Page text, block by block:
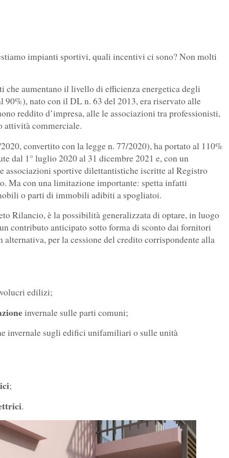
impianti sportivi, quali incentivi ci sono? Non molti
che aumentano il livello di efficienza energetica degli
nato con il DL n. 63 del 2013, era riservato alle
reddito d’impresa, alle le associazioni tra professionisti,
attività commerciale.
convertito con la legge n. 77/2020), ha portato al 110%
dal 1° luglio 2020 al 31 dicembre 2021 e, con un
associazioni sportive dilettantistiche iscritte al Registro
Ma con una limitazione importante: spetta infatti
o parti di immobili adibiti a spogliatoi.
Rilancio, è la possibilità generalizzata di optare, in luogo
contributo anticipato sotto forma di sconto dai fornitori
per la cessione del credito corrispondente alla
edilizi;
invernale sulle parti comuni;
invernale sugli edifici unifamiliari o sulle unità
;
.